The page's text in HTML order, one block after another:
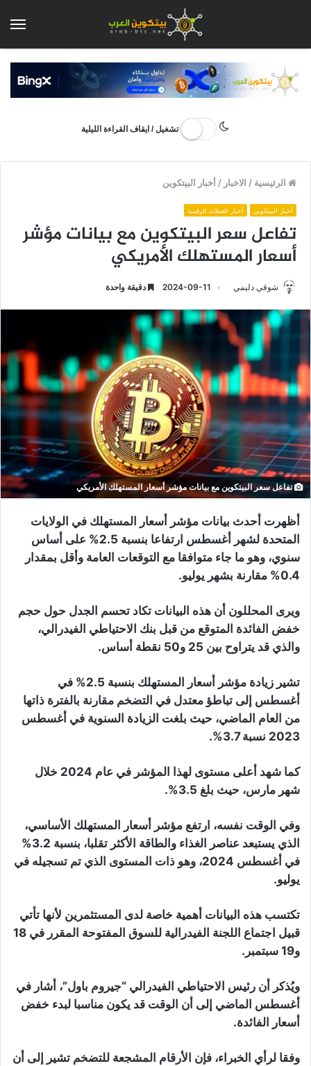
تشغيل / ايقاف القراءة الليلية
الرئيسية / الاخبار /أخبار البيتكوين
أخبار البيتكوين أخبار العملات الرقمية
تفاعل سعر البيتكوين مع بيانات مؤشر
أسعار المستهلك الأمريكي
شوقي دليمي 2024-09-11 دقيقة واحدة
تفاعل سعر البيتكوين مع بيانات مؤشر أسعار المستهلك الأمريكي
أظهرت أحدث بيانات مؤشر أسعار المستهلك في الولايات
المتحدة لشهر أغسطس ارتفاعا بنسبة 2.5% على أساس
سنوي، وهو ما جاء متوافقا مع التوقعات العامة وأقل بمقدار
0.4% مقارنة بشهر يوليو.
ويرى المحللون أن هذه البيانات تكاد تحسم الجدل حول حجم
خفض الفائدة المتوقع من قبل بنك الاحتياطي الفيدرالي،
والذي قد يتراوح بين 25 و50 نقطة أساس.
تشير زيادة مؤشر أسعار المستهلك بنسبة 2.5% في
أغسطس إلى تباطؤ معتدل في التضخم مقارنة بالفترة ذاتها
من العام الماضي، حيث بلغت الزيادة السنوية في أغسطس
2023 نسبة 3.7%.
كما شهد أعلى مستوى لهذا المؤشر في عام 2024 خلال
شهر مارس، حيث بلغ 3.5%.
وفي الوقت نفسه، ارتفع مؤشر أسعار المستهلك الأساسي،
الذي يستبعد عناصر الغذاء والطاقة الأكثر تقلبا، بنسبة 3.2%
في أغسطس 2024، وهو ذات المستوى الذي تم تسجيله في
يوليو.
تكتسب هذه البيانات أهمية خاصة لدى المستثمرين لأنها تأتي
قبيل اجتماع اللجنة الفيدرالية للسوق المفتوحة المقرر في 18
و19 سبتمبر.
ويُذكر أن رئيس الاحتياطي الفيدرالي “جيروم باول”، أشار في
أغسطس الماضي إلى أن الوقت قد يكون مناسبا لبدء خفض
أسعار الفائدة.
وفقا لرأي الخبراء، فإن الأرقام المشجعة للتضخم تشير إلى أن